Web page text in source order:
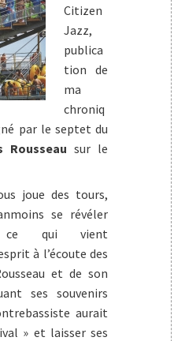
Citizen
Jazz,
publica
tion de
ma
chroniq
par le septet du
Rousseau sur le
joue des tours,
se révéler
ce qui vient
à l’écoute des
et de son
ses souvenirs
aurait
» et laisser ses